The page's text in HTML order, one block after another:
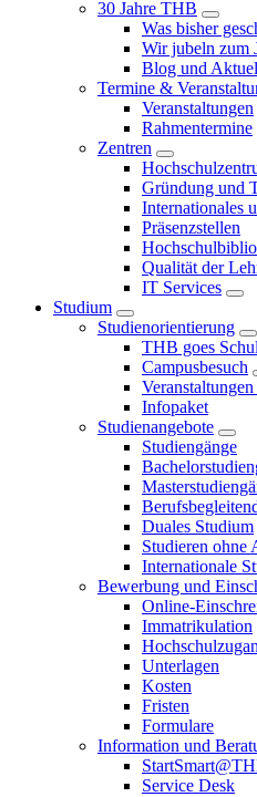
30 Jahre THB
Was bisher
Wir jubeln zum
Blog und
Termine &
Veranstaltungen
Rahmentermine
Zentren
Gründung und
Internationales
Präsenzstellen
Qualität der
IT Services
Studium
Studienorientierung
THB goes
Campusbesuch
Infopaket
Studienangebote
Studiengänge
Duales Studium
Studieren ohne
Internationale
Bewerbung und
Online-
Immatrikulation
Unterlagen
Kosten
Fristen
Formulare
Information und
Service Desk